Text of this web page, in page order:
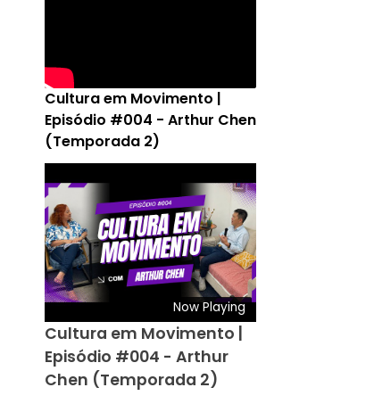
Cultura em Movimento |
Episódio #004 - Arthur Chen
(Temporada 2)
Now Playing
Cultura em Movimento |
Episódio #004 - Arthur
Chen (Temporada 2)